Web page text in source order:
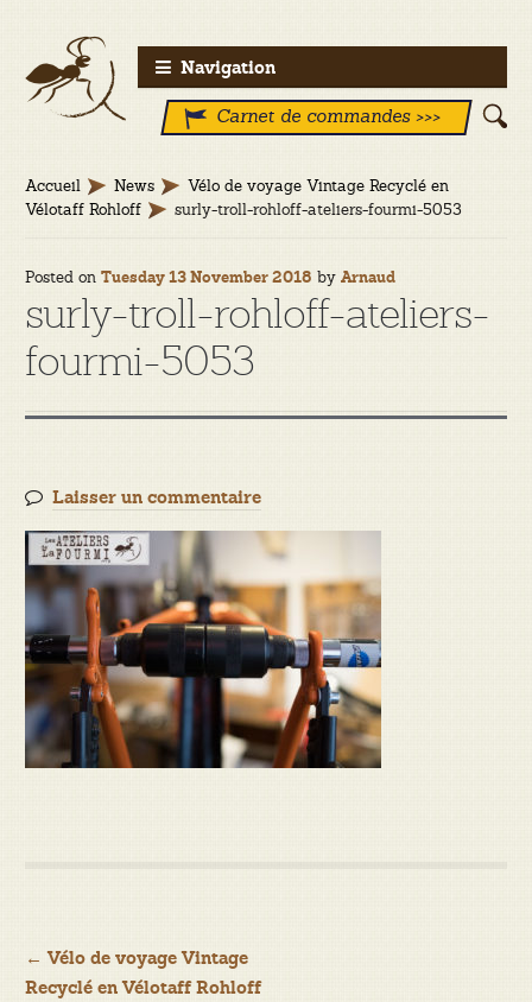
Aller
à
Aller
au
contenu
Navigation
Carnet de commandes >>>
Accueil News
Vélo de voyage Vintage Recyclé en
Vélotaff Rohloff
surly-troll-rohloff-ateliers-fourmi-5053
Posted on Tuesday 13 November 2018 by Arnaud
surly-troll-rohloff-ateliers-
fourmi-5053
Laisser un commentaire
Navigation
← Vélo de voyage Vintage
Recyclé en Vélotaff Rohloff